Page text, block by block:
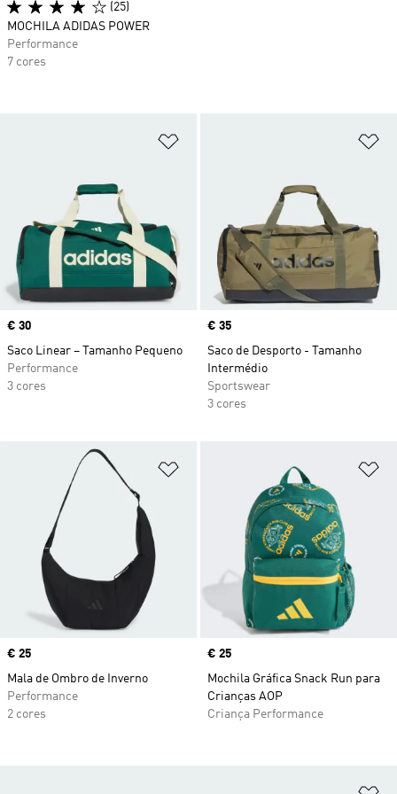
Price
€ 30
Saco Linear – Tamanho Pequeno
Performance
3 cores
Price
€ 35
Saco de Desporto - Tamanho
Intermédio
Sportswear
3 cores
Adicionar à Lista de Desejos
Price
€ 25
Mala de Ombro de Inverno
Performance
2 cores
Price
€ 25
Mochila Gráfica Snack Run para
Crianças AOP
Criança Performance
(25)
MOCHILA ADIDAS POWER
Performance
7 cores